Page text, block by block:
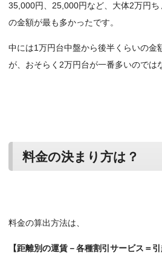
35,000円、25,000円など、大体2万円
の金額が最も多かったです。
中には1万円台中盤から後半くらいの金
が、おそらく2万円台が一番多いのでは
料金の決まり方は？
料金の算出方法は、
【距離別の運賃－各種割引サービス＝引